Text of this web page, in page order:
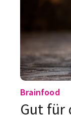
Brainfood
Gut für